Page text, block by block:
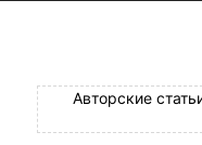
Авторские